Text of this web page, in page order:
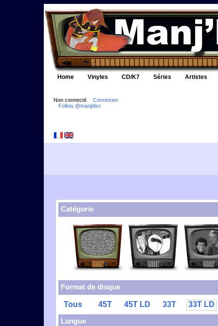
Home Vinyles CD/K7 Séries Artistes
Non connecté
Connexion
Follow @manjdisc
Catégorie
Format de disque
Tous 45T 45T LD 33T
33T LD
Langue